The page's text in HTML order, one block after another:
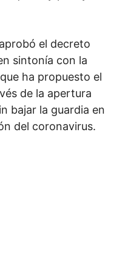
el decreto
sintonía con la
ha propuesto el
de la apertura
bajar la guardia en
del coronavirus.